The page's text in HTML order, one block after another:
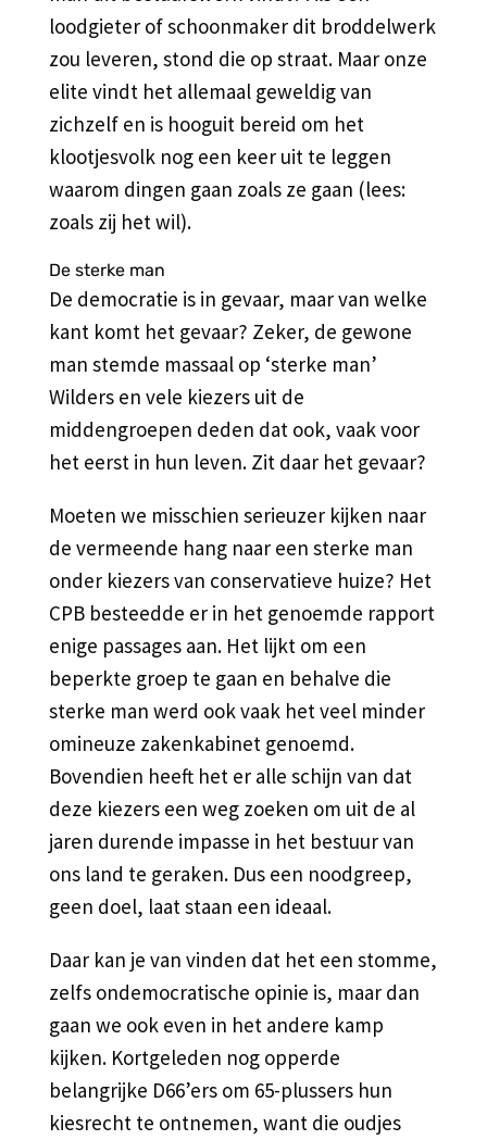
loodgieter of schoonmaker dit broddelwerk
zou leveren, stond die op straat. Maar onze
elite vindt het allemaal geweldig van
zichzelf en is hooguit bereid om het
klootjesvolk nog een keer uit te leggen
waarom dingen gaan zoals ze gaan (lees:
zoals zij het wil).
De sterke man
De democratie is in gevaar, maar van welke
kant komt het gevaar? Zeker, de gewone
man stemde massaal op ‘sterke man’
Wilders en vele kiezers uit de
middengroepen deden dat ook, vaak voor
het eerst in hun leven. Zit daar het gevaar?
Moeten we misschien serieuzer kijken naar
de vermeende hang naar een sterke man
onder kiezers van conservatieve huize? Het
CPB besteedde er in het genoemde rapport
enige passages aan. Het lijkt om een
beperkte groep te gaan en behalve die
sterke man werd ook vaak het veel minder
omineuze zakenkabinet genoemd.
Bovendien heeft het er alle schijn van dat
deze kiezers een weg zoeken om uit de al
jaren durende impasse in het bestuur van
ons land te geraken. Dus een noodgreep,
geen doel, laat staan een ideaal.
Daar kan je van vinden dat het een stomme,
zelfs ondemocratische opinie is, maar dan
gaan we ook even in het andere kamp
kijken. Kortgeleden nog opperde
belangrijke D66’ers om 65-plussers hun
kiesrecht te ontnemen, want die oudjes